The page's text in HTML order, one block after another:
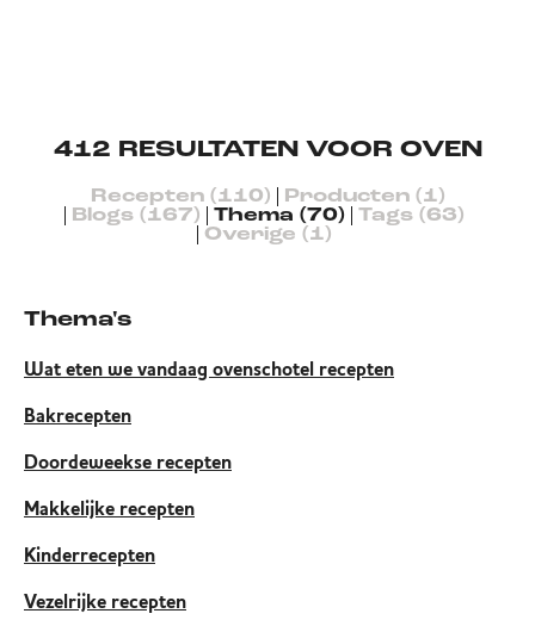
412 RESULTATEN VOOR OVEN
Recepten (110)
Producten (1)
Blogs (167)
Thema (70)
Tags (63)
Overige (1)
Thema's
Wat eten we vandaag ovenschotel recepten
Bakrecepten
Doordeweekse recepten
Makkelijke recepten
Kinderrecepten
Vezelrijke recepten